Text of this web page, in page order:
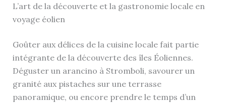
L’art de la découverte et la gastronomie locale en
voyage éolien
Goûter aux délices de la cuisine locale fait partie
intégrante de la découverte des îles Éoliennes.
Déguster un arancino à Stromboli, savourer un
granité aux pistaches sur une terrasse
panoramique, ou encore prendre le temps d’un